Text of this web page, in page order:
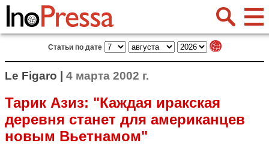
Статьи по дате
Le Figaro | 4 марта 2002 г.
Тарик Азиз: "Каждая иракская
деревня станет для американцев
новым Вьетнамом"